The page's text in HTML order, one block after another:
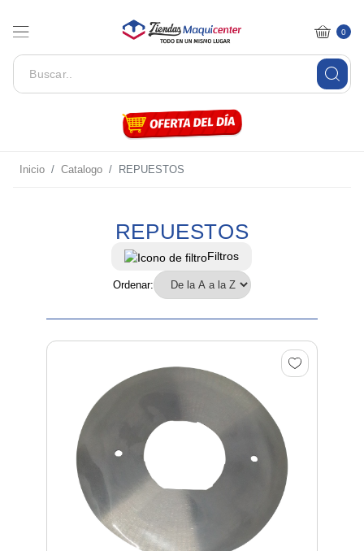
0
Inicio Catalogo REPUESTOS
REPUESTOS
Filtros
Ordenar: